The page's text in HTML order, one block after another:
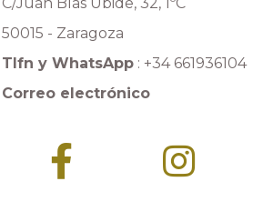
50015 - Zaragoza
Tlfn y WhatsApp : +34 661936104
Correo electrónico